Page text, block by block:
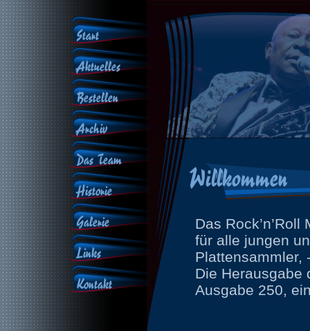
Start
Aktuelles
Bestellen
Archiv
Das Team
Historie
Galerie
Links
Kontakt
Willkommen
Das
für alle jungen
Plattensammler,
Die Herausgabe
Ausgabe 250,